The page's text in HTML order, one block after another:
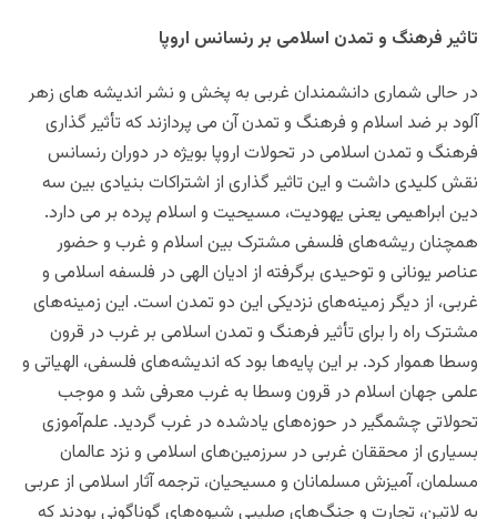
تاثیر فرهنگ و تمدن اسلامی بر رنسانس اروپا
در حالی شماری دانشمندان غربی به پخش و نشر اندیشه های زهر
آلود بر ضد اسلام و فرهنگ و تمدن آن می پردازند که تأثیر گذاری
فرهنگ و تمدن اسلامی در تحولات اروپا بویژه در دوران رنسانس
نقش کلیدی داشت و این تاثیر گذاری از اشتراکات بنیادى بین سه
دین ابراهیمى یعنى یهودیت، مسیحیت و اسلام پرده بر می دارد.
همچنان ریشه‌هاى فلسفى مشترک بین اسلام و غرب و حضور
عناصر یونانى و توحیدى برگرفته از ادیان الهى در فلسفه اسلامى و
غربى، از دیگر زمینه‌هاى نزدیکى این دو تمدن است. این زمینه‌هاى
مشترک راه را براى تأثیر فرهنگ و تمدن اسلامى بر غرب در قرون
وسطا هموار کرد. بر این پایه‌ها بود که اندیشه‌هاى فلسفى، الهیاتى و
علمى جهان اسلام در قرون وسطا به غرب معرفى شد و موجب
تحولاتى چشمگیر در حوزه‌هاى یادشده در غرب گردید. علم‌آموزى
بسیارى از محققان غربى در سرزمین‌هاى اسلامى و نزد عالمان
مسلمان، آمیزش مسلمانان و مسیحیان، ترجمه آثار اسلامى از عربى
به لاتین، تجارت و جنگ‌هاى صلیبى شیوه‌هاى گوناگونى بودند که